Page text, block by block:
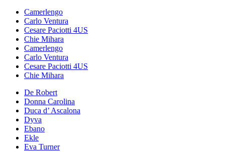
Camerlengo
Carlo Ventura
Cesare Paciotti 4US
Chie Mihara
Camerlengo
Carlo Ventura
Cesare Paciotti 4US
Chie Mihara
De Robert
Donna Carolina
Duca d’ Ascalona
Dyva
Ebano
Ekle
Eva Turner